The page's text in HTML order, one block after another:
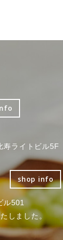
ライトビル5F
shop info
501
しました。